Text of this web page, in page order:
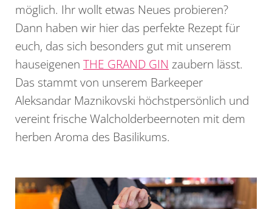
möglich. Ihr wollt etwas Neues probieren?
Dann haben wir hier das perfekte Rezept für
euch, das sich besonders gut mit unserem
hauseigenen THE GRAND GIN zaubern lässt.
Das stammt von unserem Barkeeper
Aleksandar Maznikovski höchstpersönlich und
vereint frische Walcholderbeernoten mit dem
herben Aroma des Basilikums.